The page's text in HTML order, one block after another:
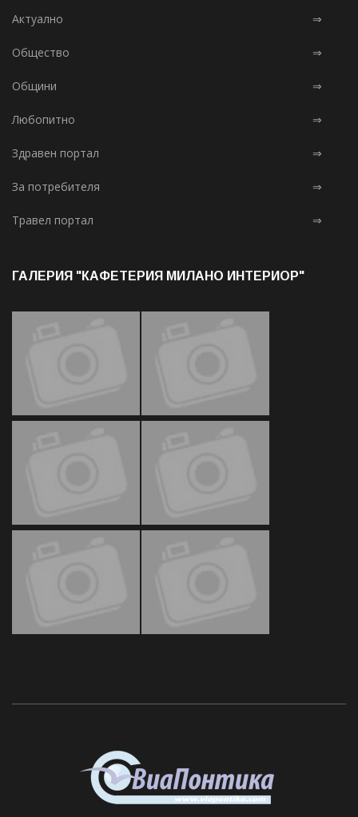
Актуално ⇒
Общество ⇒
Общини ⇒
Любопитно ⇒
Здравен портал ⇒
За потребителя ⇒
Травел портал ⇒
ГАЛЕРИЯ "КАФЕТЕРИЯ МИЛАНО ИНТЕРИОР"